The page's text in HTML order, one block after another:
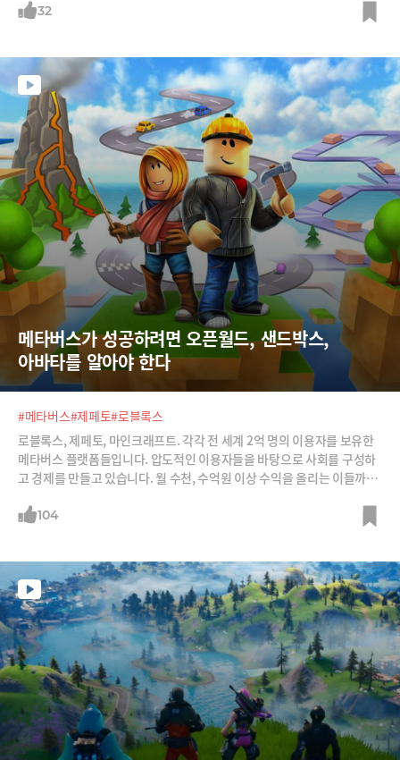
디파이, NFT, 다오 등이 어떻게 웹 3.0 세상을 구성하게 되는지 알아봅니
32
메타버스가 성공하려면 오픈월드, 샌드박스,
아바타를 알아야 한다
#메타버스#제페토#로블록스
로블록스, 제페토, 마인크래프트. 각각 전 세계 2억 명의 이용자를 보유한
메타버스 플랫폼들입니다. 압도적인 이용자들을 바탕으로 사회를 구성하
고 경제를 만들고 있습니다. 월 수천, 수억원 이상 수익을 올리는 이들까지
리기 위해서는 4가지 요소가 필요합니다. 바로 오픈월드, 샌드박스, 크리
104